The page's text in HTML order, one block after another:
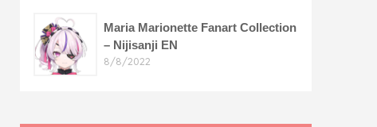
Maria Marionette Fanart Collection
– Nijisanji EN
8/8/2022